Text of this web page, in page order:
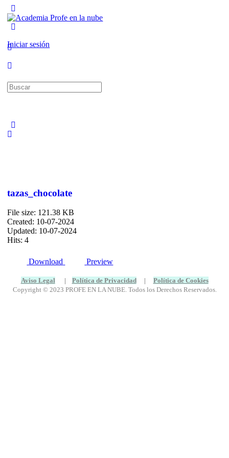
Side
Iniciar sesión
Buscar:
tazas_chocolate
File size: 121.38 KB
Created: 10-07-2024
Updated: 10-07-2024
Hits: 4
Download Preview
Aviso Legal | Política de Privacidad | Política de Cookies
Copyright © 2023 PROFE EN LA NUBE. Todos los Derechos Reservados.